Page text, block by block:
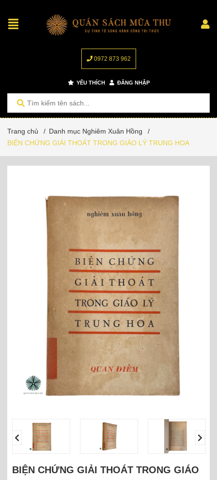
0972 873 962
YÊU THÍCH ĐĂNG NHẬP
Trang chủ / Danh mục Nghiêm Xuân Hồng
/
BIỆN CHỨNG GIẢI THOÁT TRONG GIÁO LÝ TRUNG HOA
BIỆN CHỨNG GIẢI THOÁT TRONG GIÁO